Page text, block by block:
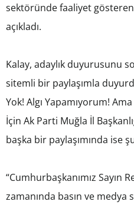
sektöründe faaliyet gösteren
açıkladı.
Kalay, adaylık duyurusunu
sitemli bir paylaşımla
Yok! Algı Yapamıyorum!
İçin Ak Parti Muğla İl
başka bir paylaşımında ise
“Cumhurbaşkanımız Sayın
zamanında basın ve medya